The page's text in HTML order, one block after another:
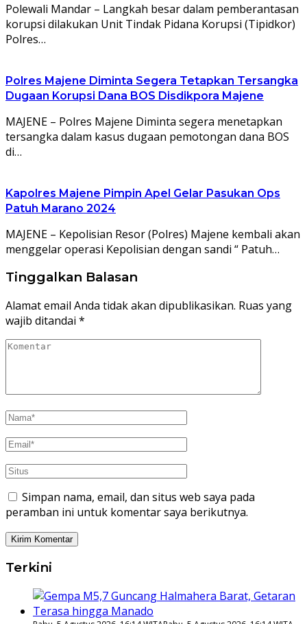
Polewali Mandar – Langkah besar dalam pemberantasan
korupsi dilakukan Unit Tindak Pidana Korupsi (Tipidkor)
Polres…
Polres Majene Diminta Segera Tetapkan Tersangka
Dugaan Korupsi Dana BOS Disdikpora Majene
MAJENE – Polres Majene Diminta segera menetapkan
tersangka dalam kasus dugaan pemotongan dana BOS
di…
Kapolres Majene Pimpin Apel Gelar Pasukan Ops
Patuh Marano 2024
MAJENE – Kepolisian Resor (Polres) Majene kembali akan
menggelar operasi Kepolisian dengan sandi “ Patuh…
Tinggalkan Balasan
Alamat email Anda tidak akan dipublikasikan. Ruas yang
wajib ditandai *
Simpan nama, email, dan situs web saya pada
peramban ini untuk komentar saya berikutnya.
Terkini